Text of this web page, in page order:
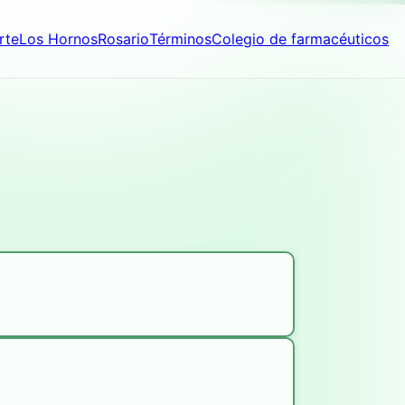
Los HornosRosarioTérminosColegio de farmacéuticos